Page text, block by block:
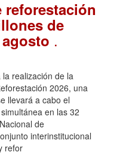
reforestación
de
.
realización de la
2026, una
llevará a cabo el
en las 32
de
interinstitucional
refor